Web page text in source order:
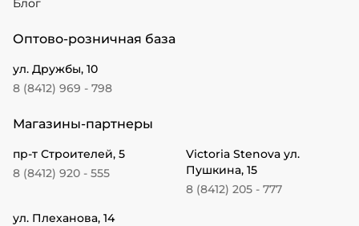
Блог
Оптово-розничная база
ул. Дружбы, 10
8 (8412) 969 - 798
Магазины-партнеры
пр-т Строителей, 5
8 (8412) 920 - 555
Victoria Stenova ул.
Пушкина, 15
8 (8412) 205 - 777
ул. Плеханова, 14